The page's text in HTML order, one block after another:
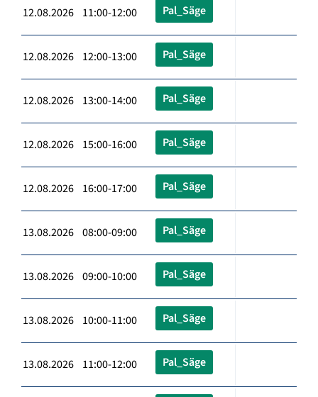
12.08.2026 11:00-12:00 Pal_Säge
12.08.2026 12:00-13:00 Pal_Säge
12.08.2026 13:00-14:00 Pal_Säge
12.08.2026 15:00-16:00 Pal_Säge
12.08.2026 16:00-17:00 Pal_Säge
13.08.2026 08:00-09:00 Pal_Säge
13.08.2026 09:00-10:00 Pal_Säge
13.08.2026 10:00-11:00 Pal_Säge
13.08.2026 11:00-12:00 Pal_Säge